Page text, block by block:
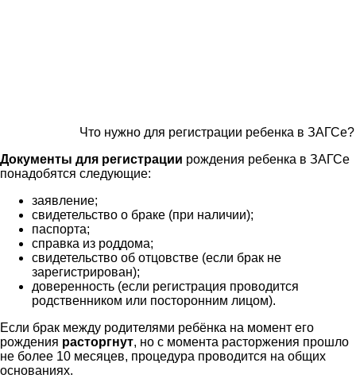
Что нужно для регистрации ребенка в ЗАГСе?
Документы для регистрации рождения ребенка в ЗАГСе
понадобятся следующие:
заявление;
свидетельство о браке (при наличии);
паспорта;
справка из роддома;
свидетельство об отцовстве (если брак не
зарегистрирован);
доверенность (если регистрация проводится
родственником или посторонним лицом).
Если брак между родителями ребёнка на момент его
рождения расторгнут, но с момента расторжения прошло
не более 10 месяцев, процедура проводится на общих
основаниях.